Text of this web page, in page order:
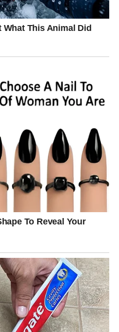
i postaju jači nego
osećaju strast, ali i mir –
često.
vam daju jasnoću. Vi sada
moć.
NAJDUBLJA
i najzaštićeniji znak do kraja
često bez očekivanja, i
a vera u ljubav se vraća.
razgovor ili unutrašnju
na život.
ste sanjali – razumevanje.
kroz novu osobu, osećate da